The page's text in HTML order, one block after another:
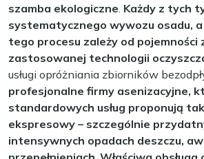
szamba ekologiczne. Każdy z tych
systematycznego wywozu osadu,
tego procesu zależy od pojemności
zastosowanej technologii
usługi opróżniania zbiorników
profesjonalne firmy asenizacyjne,
standardowych usług proponują
ekspresowy – szczególnie
intensywnych opadach deszczu,